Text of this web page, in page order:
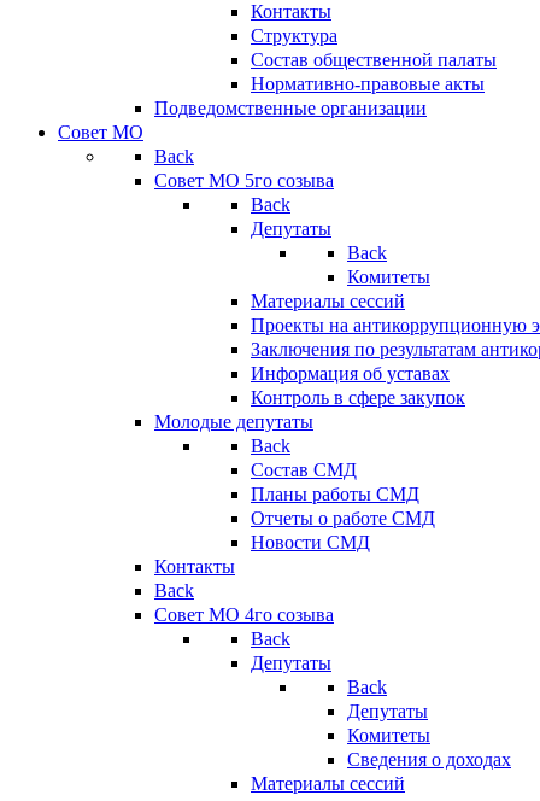
Контакты
Структура
Состав общественной палаты
Нормативно-правовые акты
Подведомственные организации
Совет МО
Back
Совет МО 5го созыва
Back
Депутаты
Back
Комитеты
Материалы сессий
Проекты на антикоррупционную
Заключения по результатам
Информация об уставах
Контроль в сфере закупок
Молодые депутаты
Back
Состав СМД
Планы работы СМД
Отчеты о работе СМД
Новости СМД
Контакты
Back
Совет МО 4го созыва
Back
Депутаты
Back
Депутаты
Комитеты
Сведения о доходах
Материалы сессий